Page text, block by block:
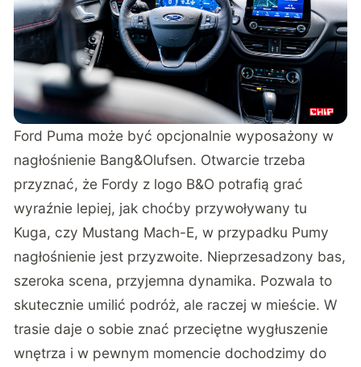
Ford Puma może być opcjonalnie wyposażony w
nagłośnienie Bang&Olufsen. Otwarcie trzeba
przyznać, że Fordy z logo B&O potrafią grać
wyraźnie lepiej, jak choćby przywoływany tu
Kuga, czy Mustang Mach-E, w przypadku Pumy
nagłośnienie jest przyzwoite. Nieprzesadzony bas,
szeroka scena, przyjemna dynamika. Pozwala to
skutecznie umilić podróż, ale raczej w mieście. W
trasie daje o sobie znać przeciętne wygłuszenie
wnętrza i w pewnym momencie dochodzimy do